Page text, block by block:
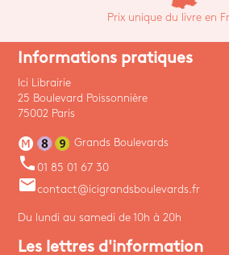
Prix unique du livre en
Informations pratiques
Ici Librairie
25 Boulevard Poissonnière
75002 Paris
Grands Boulevards
phone 01 85 01 67 30
emailcontact@icigrandsboulevards.fr
Du lundi au samedi de 10h à 20h
Les lettres d'information